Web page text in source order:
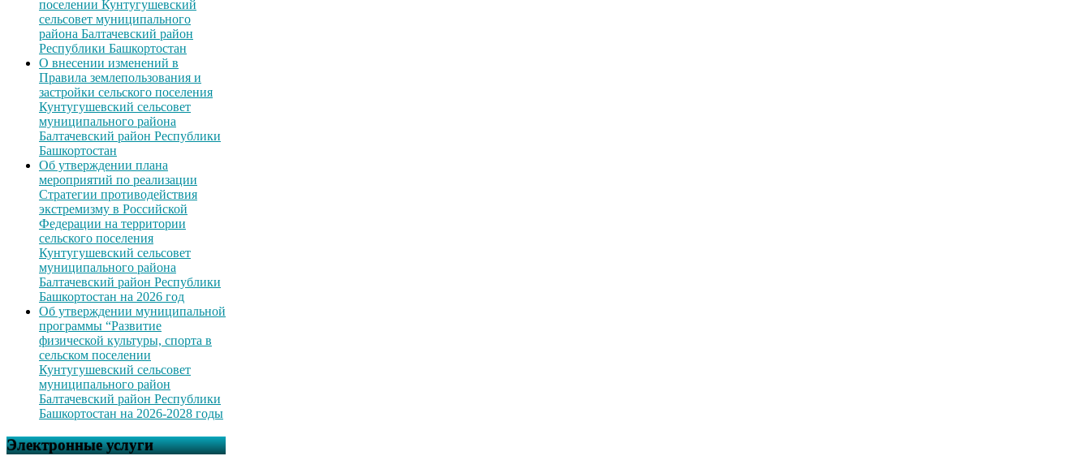
поселении Кунтугушевский
сельсовет муниципального
района Балтачевский район
Республики Башкортостан
О внесении изменений в
Правила землепользования и
застройки сельского поселения
Кунтугушевский сельсовет
муниципального района
Балтачевский район Республики
Башкортостан
Об утверждении плана
мероприятий по реализации
Стратегии противодействия
экстремизму в Российской
Федерации на территории
сельского поселения
Кунтугушевский сельсовет
муниципального района
Балтачевский район Республики
Башкортостан на 2026 год
Об утверждении муниципальной
программы “Развитие
физической культуры, спорта в
сельском поселении
Кунтугушевский сельсовет
муниципального район
Балтачевский район Республики
Башкортостан на 2026-2028 годы
Электронные услуги